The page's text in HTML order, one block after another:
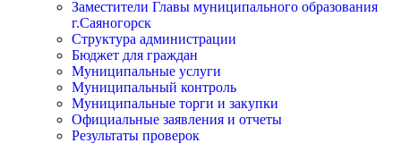
Заместители Главы муниципального образования
г.Саяногорск
Структура администрации
Бюджет для граждан
Муниципальные услуги
Муниципальный контроль
Муниципальные торги и закупки
Официальные заявления и отчеты
Результаты проверок